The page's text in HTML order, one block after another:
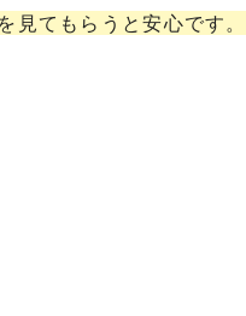
てもらうと安心です。